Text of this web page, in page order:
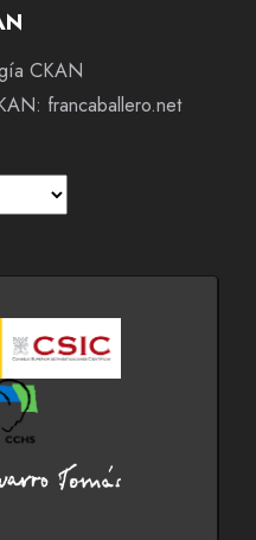
CKAN
francaballero.net